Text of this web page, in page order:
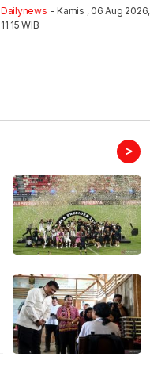
Dailynews - Kamis , 06 Aug 2026,
11:15 WIB
>